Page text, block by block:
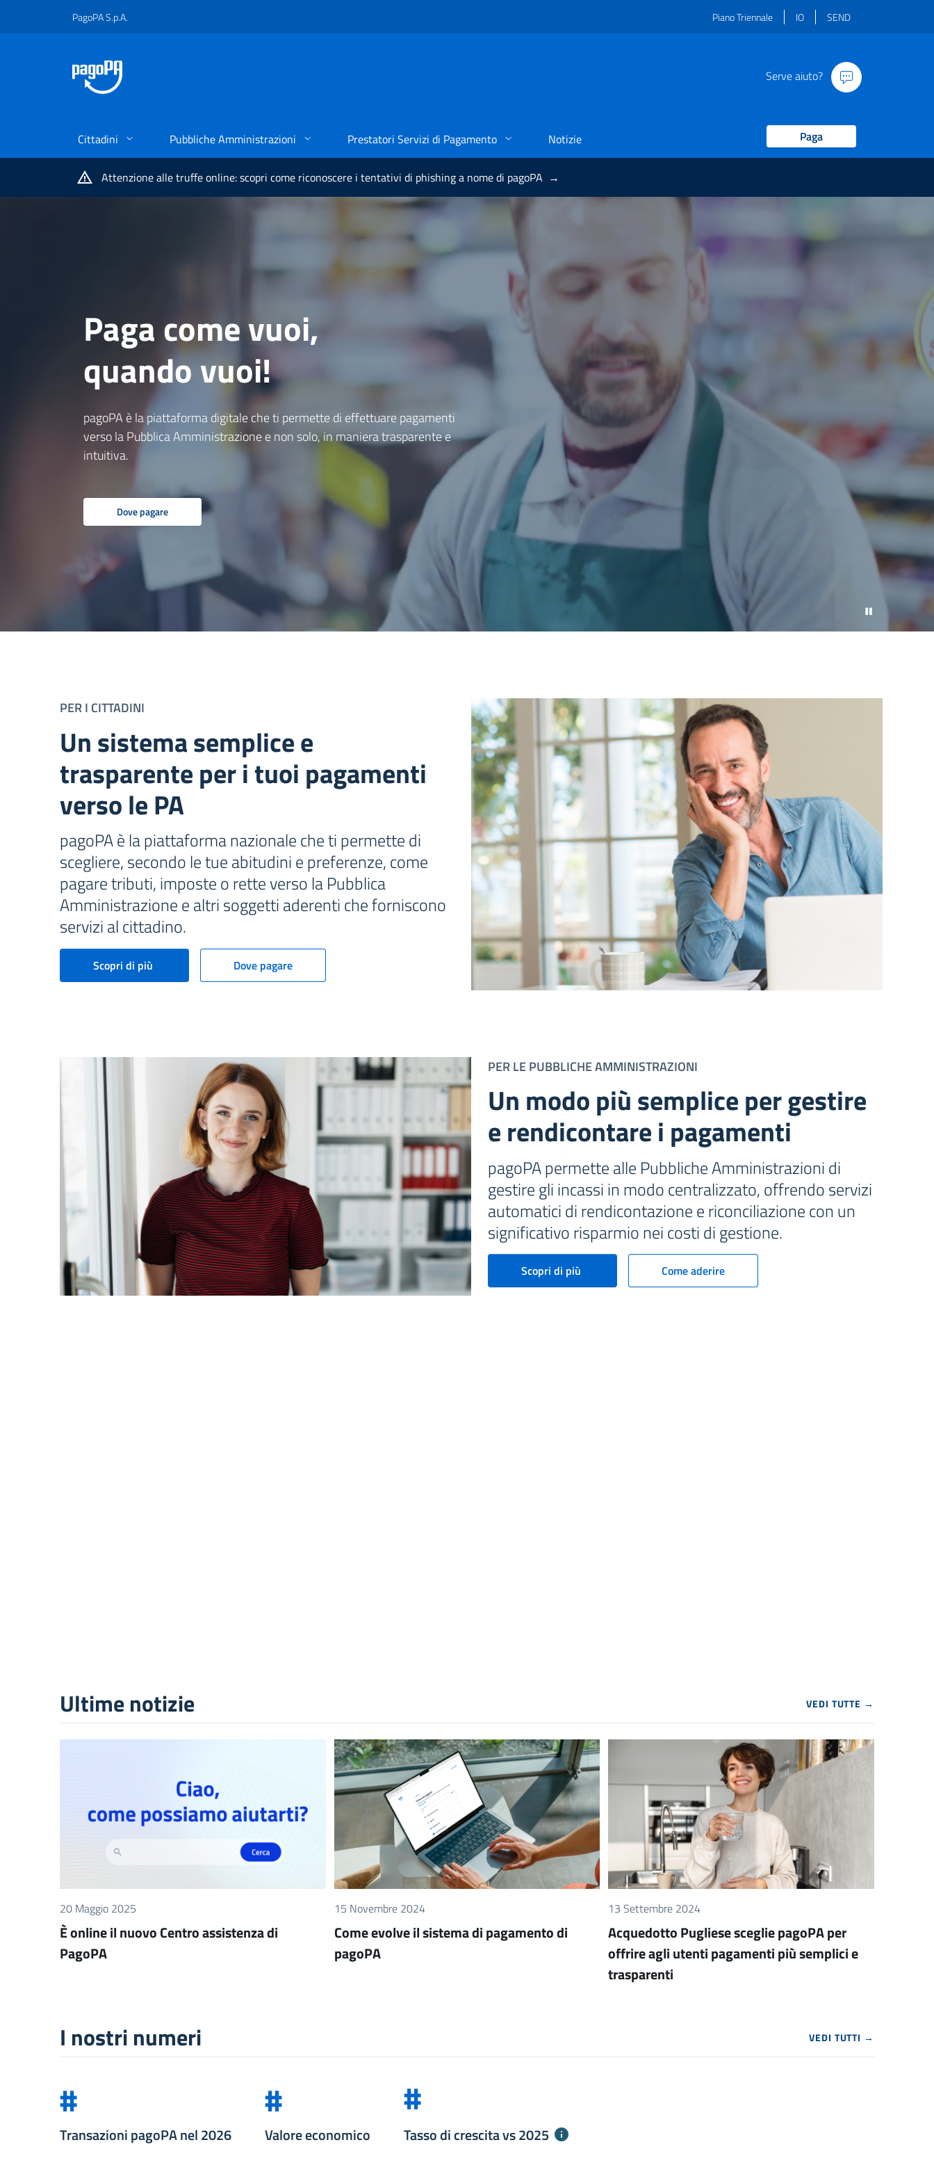
PagoPA S.p.A. Piano Triennale IO SEND
Serve aiuto?
Cittadini Pubbliche Amministrazioni Prestatori Servizi di Pagamento Notizie Paga
Attenzione alle truffe online: scopri come riconoscere i tentativi di phishing a nome di pagoPA →
Paga come vuoi,
quando vuoi!
pagoPA è la piattaforma digitale che ti permette di effettuare pagamenti
verso la Pubblica Amministrazione e non solo, in maniera trasparente e
intuitiva.
Dove pagare
PER I CITTADINI
Un sistema semplice e
trasparente per i tuoi pagamenti
verso le PA
pagoPA è la piattaforma nazionale che ti permette di
scegliere, secondo le tue abitudini e preferenze, come
pagare tributi, imposte o rette verso la Pubblica
Amministrazione e altri soggetti aderenti che forniscono
servizi al cittadino.
Scopri di più Dove pagare
PER LE PUBBLICHE AMMINISTRAZIONI
Un modo più semplice per gestire
e rendicontare i pagamenti
pagoPA permette alle Pubbliche Amministrazioni di
gestire gli incassi in modo centralizzato, offrendo servizi
automatici di rendicontazione e riconciliazione con un
significativo risparmio nei costi di gestione.
Scopri di più Come aderire
Ultime notizie VEDI TUTTE →
20 Maggio 2025
È online il nuovo Centro assistenza di
PagoPA
15 Novembre 2024
Come evolve il sistema di pagamento di
pagoPA
13 Settembre 2024
Acquedotto Pugliese sceglie pagoPA per
offrire agli utenti pagamenti più semplici e
trasparenti
I nostri numeri VEDI TUTTI →
#
Transazioni pagoPA nel2026
#
Valore economico
#
Tasso di crescita vs2025